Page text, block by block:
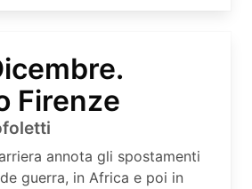
Firenze
annota gli spostamenti
guerra, in Africa e poi in